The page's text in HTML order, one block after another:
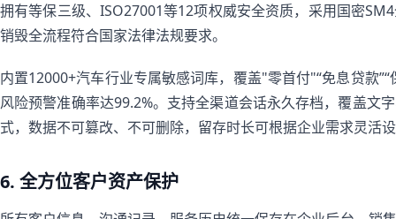
拥有等保三级、ISO27001等12项权威安全资质，采用国密
销毁全流程符合国家法律法规要求。
内置12000+汽车行业专属敏感词库，覆盖"零首付"“免息贷款
风险预警准确率达99.2%。支持全渠道会话永久存档，覆盖文
式，数据不可篡改、不可删除，留存时长可根据企业需求灵活
6. 全方位客户资产保护